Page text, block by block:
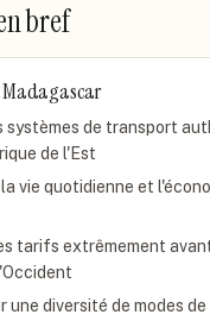
bref
Madagascar
systèmes de transport
de l'Est
vie quotidienne et
tarifs extrêmement
une diversité de modes